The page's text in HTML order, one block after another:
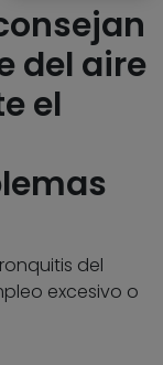
del aire
el
del
excesivo o